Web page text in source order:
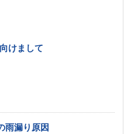
けまして
雨漏り原因